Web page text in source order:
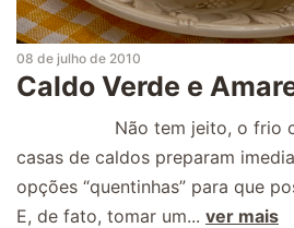
08 de julho de 2010
Caldo Verde e
Não tem jeito, o frio
casas de caldos preparam
opções “quentinhas” para que
E, de fato, tomar um... ver mais